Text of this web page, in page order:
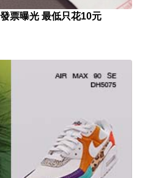
票曝光 最低只花10元